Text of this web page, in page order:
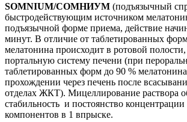
SOMNIUM/СОМНИУМ (подъязычный
быстродействующим источником
подъязычной форме приема, действие
минут. В отличие от таблетированных
мелатонина происходит в ротовой
портальную систему печени (при
таблетированных форм до 90 %
прохождении через печень после
отделах ЖКТ). Мицеллирование раствора
стабильность и постоянство
компонентов в 1 впрыске.